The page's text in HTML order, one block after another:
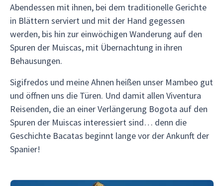
Abendessen mit ihnen, bei dem traditionelle Gerichte
in Blättern serviert und mit der Hand gegessen
werden, bis hin zur einwöchigen Wanderung auf den
Spuren der Muiscas, mit Übernachtung in ihren
Behausungen.
Sigifredos und meine Ahnen heißen unser Mambeo gut
und öffnen uns die Türen. Und damit allen Viventura
Reisenden, die an einer Verlängerung Bogota auf den
Spuren der Muiscas interessiert sind… denn die
Geschichte Bacatas beginnt lange vor der Ankunft der
Spanier!